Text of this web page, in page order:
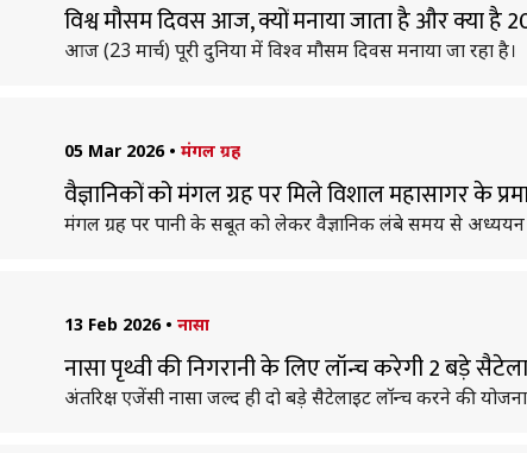
विश्व मौसम दिवस आज, क्यों मनाया जाता है और क्या है
आज (23 मार्च) पूरी दुनिया में विश्व मौसम दिवस मनाया जा रहा है।
05 Mar 2026 • मंगल ग्रह
वैज्ञानिकों को मंगल ग्रह पर मिले विशाल महासागर के
मंगल ग्रह पर पानी के सबूत को लेकर वैज्ञानिक लंबे समय से
13 Feb 2026 • नासा
नासा पृथ्वी की निगरानी के लिए लॉन्च करेगी 2 बड़े
अंतरिक्ष एजेंसी नासा जल्द ही दो बड़े सैटेलाइट लॉन्च करने की योजना